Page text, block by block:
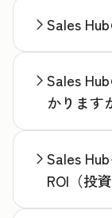
Sales
Sales
かります
Sales
ROI（投